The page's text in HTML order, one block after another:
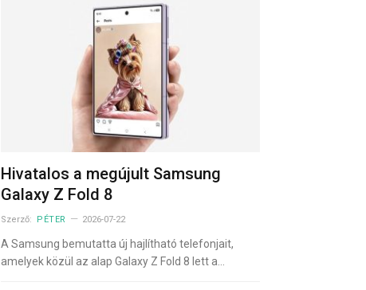
Hivatalos a megújult Samsung
Galaxy Z Fold 8
Szerző: PÉTER 2026-07-22
A Samsung bemutatta új hajlítható telefonjait,
amelyek közül az alap Galaxy Z Fold 8 lett a…